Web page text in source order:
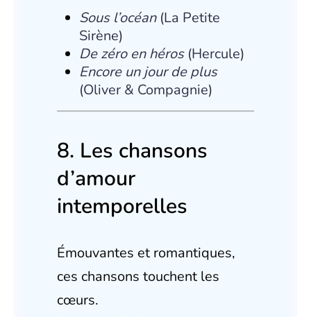
Sous l’océan(La Petite
Sirène)
De zéro en héros(Hercule)
Encore un jour de plus
(Oliver & Compagnie)
8. Les chansons
d’amour
intemporelles
Émouvantes et romantiques,
ces chansons touchent les
cœurs.